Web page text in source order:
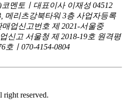
코멘토ㅣ대표이사 이재성 04512
메리츠강북타워 3층 사업자등록
매업신고번호 제 2021-서울중
신고 서울청 제 2018-19호 원격평
호ㅣ070-4154-0804
reserved.